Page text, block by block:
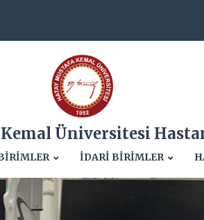
Üniversitesi
İDARİ BİRİMLER